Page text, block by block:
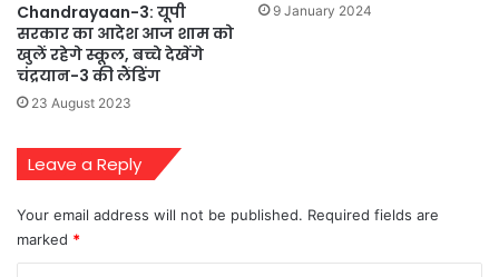
Chandrayaan-3: यूपी
सरकार का आदेश आज शाम को
खुलें रहेगे स्कूल, बच्चे देखेंगे
चंद्रयान-3 की लैंडिंग
23 August 2023
9 January 2024
Leave a Reply
Your email address will not be published. Required fields are
marked *